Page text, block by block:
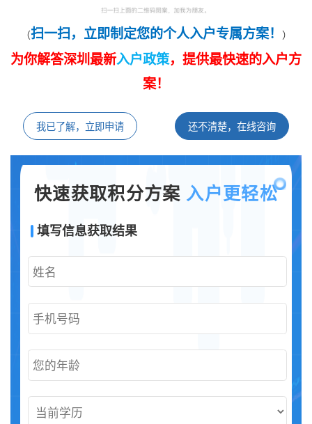
（扫一扫，立即制定您的个人入户专属方案！ ）
为你解答深圳最新入户政策，提供最快速的入户方
案！
我已了解，立即申请 还不清楚，在线咨询
快速获取积分方案 入户更轻松
填写信息获取结果